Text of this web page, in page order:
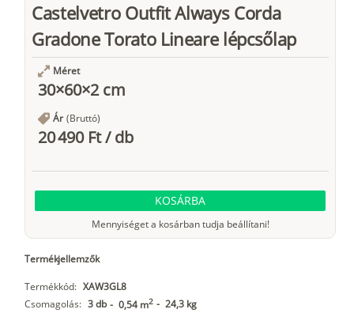
Castelvetro Outfit Always Corda
Gradone Torato Lineare lépcsőlap
Méret
30×60×2 cm
Ár (Bruttó)
20 490 Ft/db
KOSÁRBA
Mennyiséget a kosárban tudja beállítani!
Termékjellemzők
Termékkód: XAW3GL8
Csomagolás: 3 db - 0,54 m2 - 24,3 kg